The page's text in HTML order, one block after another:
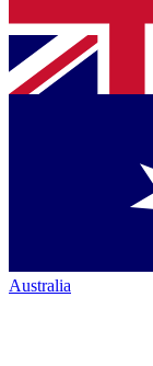
Australia